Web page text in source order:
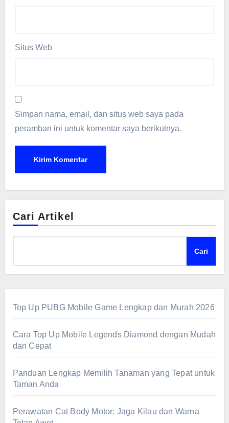
Situs Web
Simpan nama, email, dan situs web saya pada
peramban ini untuk komentar saya berikutnya.
Cari Artikel
Cari
Top Up PUBG Mobile Game Lengkap dan Murah 2026
Cara Top Up Mobile Legends Diamond dengan Mudah
dan Cepat
Panduan Lengkap Memilih Tanaman yang Tepat untuk
Taman Anda
Perawatan Cat Body Motor: Jaga Kilau dan Warna